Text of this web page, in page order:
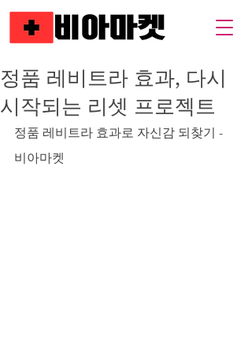
정품 레비트라 효과, 다시
시작되는 리셋 프로젝트
정품 레비트라 효과로 자신감 되찾기 -
비아마켓